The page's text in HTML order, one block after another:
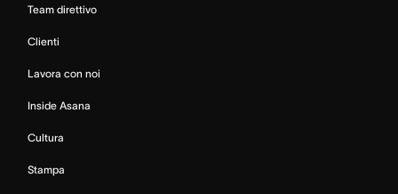
Team direttivo
Clienti
Lavora con noi
Inside Asana
Cultura
Stampa